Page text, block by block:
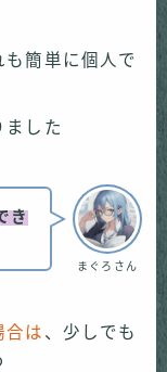
簡単に個人で
ました
まぐろさん
き
合は 、少しでも